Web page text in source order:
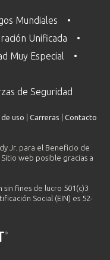
Mundiales
Unificada
Muy Especial
de Seguridad
uso Carreras
Contacto
Jr. para el Beneficio de
web posible gracias a
sin fines de lucro 501(c)3
Social (EIN) es 52-